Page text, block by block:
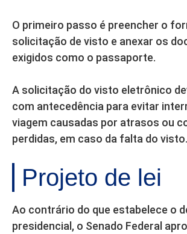
O primeiro passo é preencher o
solicitação de visto e anexar os
exigidos como o passaporte.
A solicitação do visto eletrônico
com antecedência para evitar
viagem causadas por atrasos ou
perdidas, em caso da falta do visto.
Projeto de lei
Ao contrário do que estabelece o
presidencial, o Senado Federal